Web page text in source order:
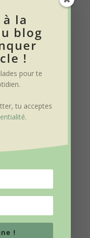
uniquement
et
sont pas
exercer
[at]
à des fins
et
pouvez à
de
la
blog
!
pour te
.
tu acceptes
.
!